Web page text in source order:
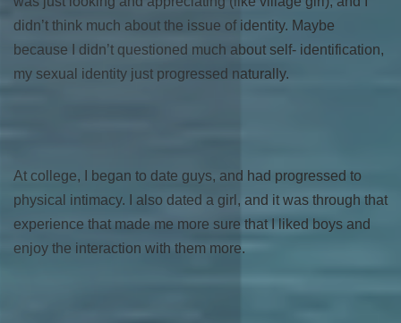
didn’t think much about the issue of identity. Maybe
because I didn’t questioned much about self- identification,
my sexual identity just progressed naturally.
At college, I began to date guys, and had progressed to
physical intimacy. I also dated a girl, and it was through that
experience that made me more sure that I liked boys and
enjoy the interaction with them more.